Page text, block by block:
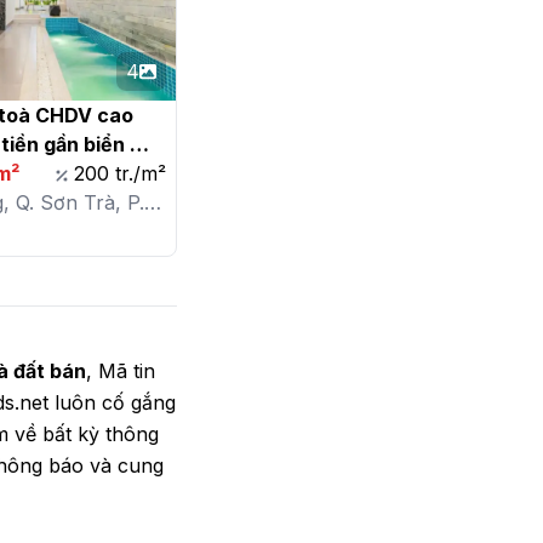
4
CHDV cao
gần biển
Đà Nẵng 200 tr./m²
Q. Sơn Trà, P.
đất bán, Mã tin
luôn cố gắng
về bất kỳ thông
báo và cung